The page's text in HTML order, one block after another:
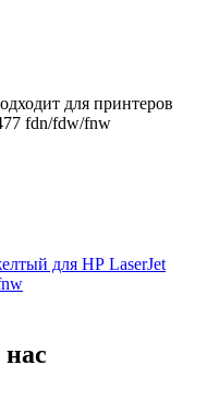
для принтеров
fdn/fdw/fnw
для НР LaserJet